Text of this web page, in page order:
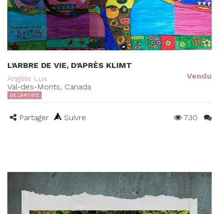
L’ARBRE DE VIE, D’APRÈS KLIMT
Angèle Lux
Val-des-Monts, Canada
Vendu
DE L'ARTISTE
Partager Suivre 730